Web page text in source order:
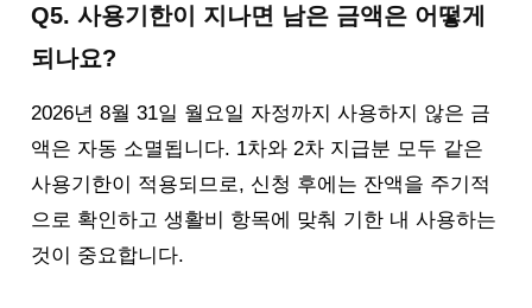
Q5. 사용기한이 지나면 남은 금액은 어떻게
되나요?
2026년 8월 31일 월요일 자정까지 사용하지 않은 금
액은 자동 소멸됩니다. 1차와 2차 지급분 모두 같은
사용기한이 적용되므로, 신청 후에는 잔액을 주기적
으로 확인하고 생활비 항목에 맞춰 기한 내 사용하는
것이 중요합니다.